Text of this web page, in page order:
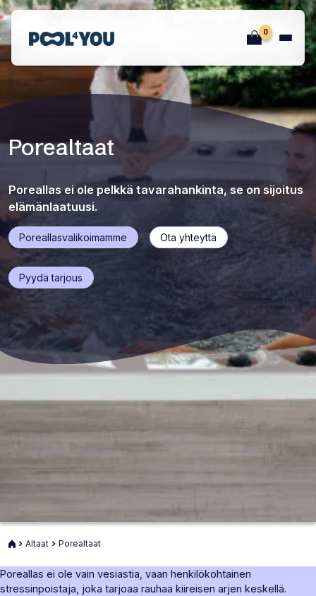
Siirry
sisältöön
0
Porealtaat
Poreallas ei ole pelkkä tavarahankinta, se on sijoitus
elämänlaatuusi.
Poreallasvalikoimamme (Siirtyy
sivulla
Ota yhteyttä (Siirtyy
sivulla
toiseen
osioon)
Pyydä tarjous Avaa
popup
EtusivuAltaat Porealtaat
Poreallas ei ole vain vesiastia, vaan henkilökohtainen
stressinpoistaja, joka tarjoaa rauhaa kiireisen arjen keskellä.